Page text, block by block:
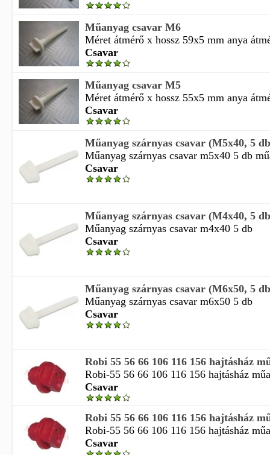
Műanyag csavar M6
Méret átmérő x hossz 59x5 mm anya
Csavar
Műanyag csavar M5
Méret átmérő x hossz 55x5 mm anya
Csavar
Műanyag szárnyas csavar (M5x40, 5
Műanyag szárnyas csavar m5x40 5 db
Csavar
Műanyag szárnyas csavar (M4x40, 5
Műanyag szárnyas csavar m4x40 5 db
Csavar
Műanyag szárnyas csavar (M6x50, 5
Műanyag szárnyas csavar m6x50 5 db
Csavar
Robi 55 56 66 106 116 156 hajtásház
Robi-55 56 66 106 116 156 hajtásház
Csavar
Robi 55 56 66 106 116 156 hajtásház
Robi-55 56 66 106 116 156 hajtásház
Csavar